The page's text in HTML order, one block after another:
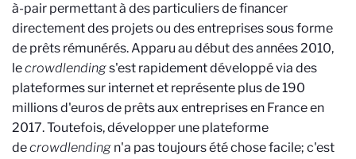
à-pair permettant à des particuliers de financer
directement des projets ou des entreprises sous forme
de prêts rémunérés. Apparu au début des années 2010,
lecrowdlendings'est rapidement développé via des
plateformes sur internet et représente plus de 190
millions d'euros de prêts aux entreprises en France en
2017. Toutefois, développer une plateforme
decrowdlending n'a pas toujours été chose facile; c'est